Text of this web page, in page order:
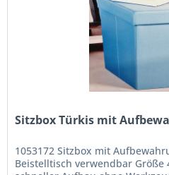
Sitzbox Türkis mit
1053172 Sitzbox mit
Beistelltisch verwendbar Größe